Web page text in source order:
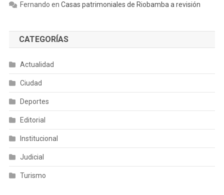
Fernando en Casas patrimoniales de Riobamba a revisión
CATEGORÍAS
Actualidad
Ciudad
Deportes
Editorial
Institucional
Judicial
Turismo